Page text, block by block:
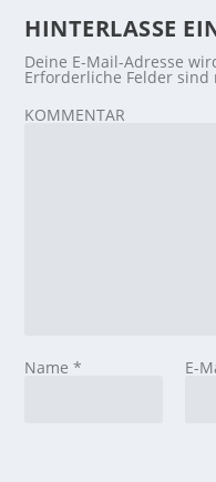
HINTERLASSE
Deine E-Mail-Adresse
Erforderliche Felder
KOMMENTAR
Name* E-